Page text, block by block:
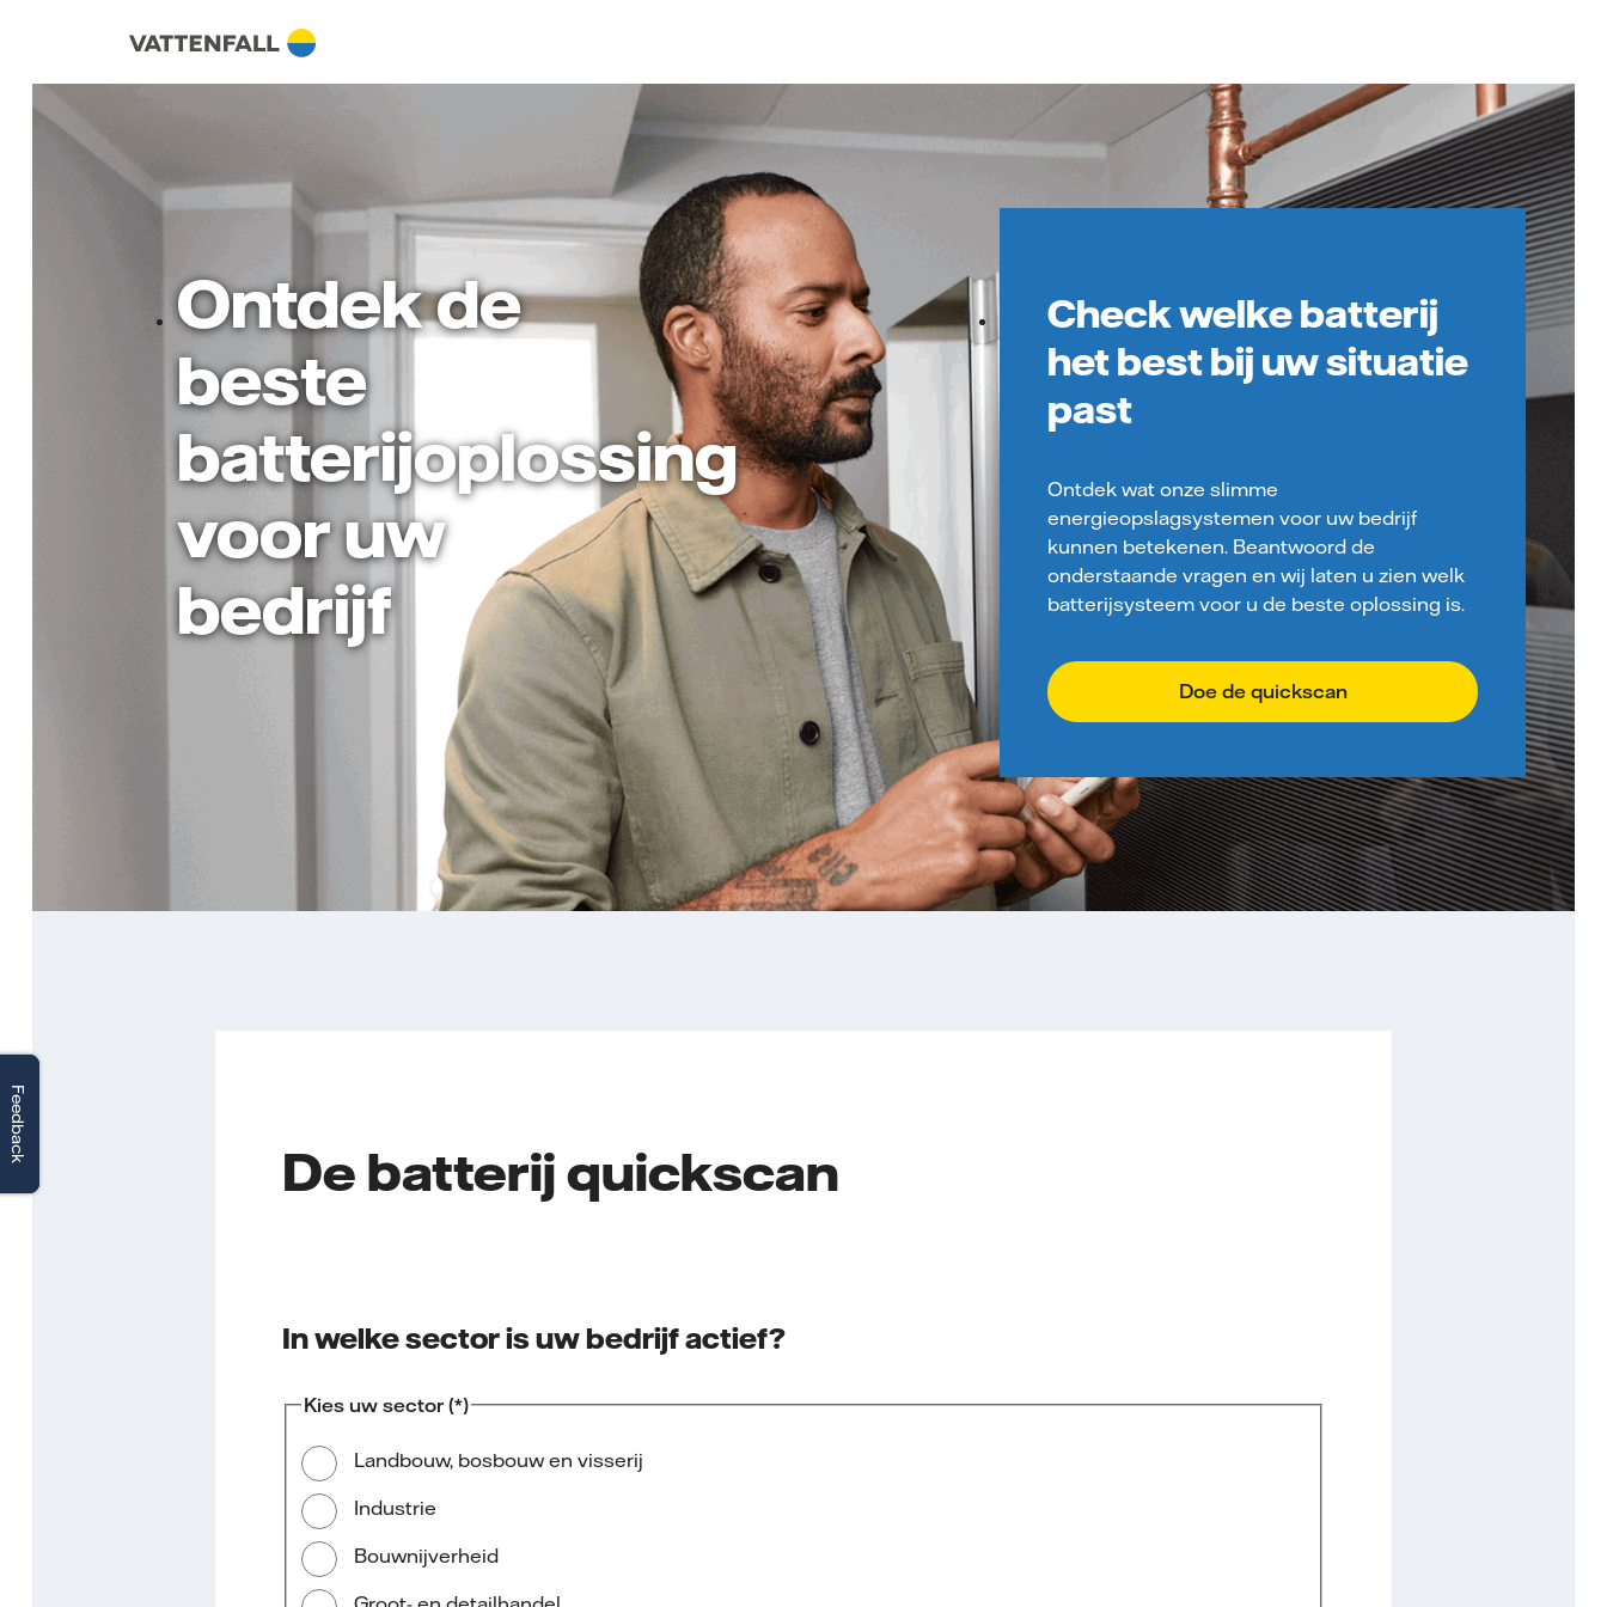
Ontdek de
beste
batterijoplossing
voor uw
bedrijf
Check welke batterij
het best bij uw situatie
past
Ontdek wat onze slimme
energieopslagsystemen voor uw bedrijf
kunnen betekenen. Beantwoord de
onderstaande vragen en wij laten u zien welk
batterijsysteem voor u de beste oplossing is.
Doe de quickscan
De batterij quickscan
In welke sector is uw bedrijf actief?
Kies uw sector
Landbouw, bosbouw en visserij
Industrie
Bouwnijverheid
Feedback
Feedback